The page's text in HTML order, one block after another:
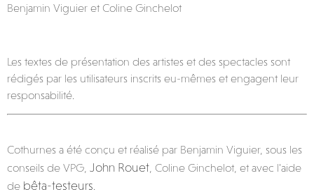
Benjamin Viguier et Coline Ginchelot
Les textes de présentation des artistes et des spectacles sont
rédigés par les utilisateurs inscrits eu-mêmes et engagent leur
responsabilité.
Cothurnes a été conçu et réalisé par Benjamin Viguier, sous les
conseils de VPG, John Rouet, Coline Ginchelot, et avec l’aide
de bêta-testeurs.